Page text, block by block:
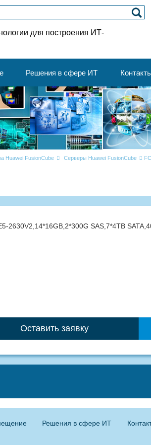
для построения ИТ-
Решения в сфере ИТ
Huawei FusionCube Серверы Huawei FusionCube
2630V2,14*16GB,2*300G SAS,7*4TB
Оставить заявку
Решения в сфере ИТ